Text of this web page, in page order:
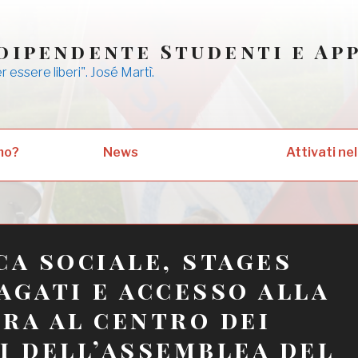
Studenti e
essere liberi". José Martì.
News Attivati nel
sociale, stages
e accesso alla
al centro dei
dell’assemblea del